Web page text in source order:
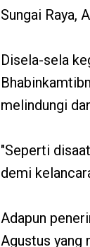
Sungai Raya,
Disela-sela
melindungi
"Seperti
demi
Adapun
Agustus yang